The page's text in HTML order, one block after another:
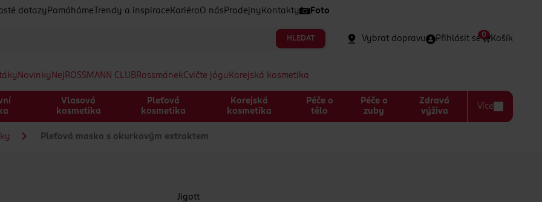
dotazy Pomáháme Trendy a inspirace Kariéra O nás Prodejny Kontakty Foto
HLEDAT Vybrat dopravu Přihlásit se Košík
0
Novinky Nej ROSSMANN CLUBRossmánekCvičte jógu Korejská kosmetika
Vlasová
kosmetika
Pleťová
kosmetika
Korejská
kosmetika
Péče o
tělo
Péče o
zuby
Zdravá
výživa
Více
Pleťová maska s okurkovým extraktem
Jigott